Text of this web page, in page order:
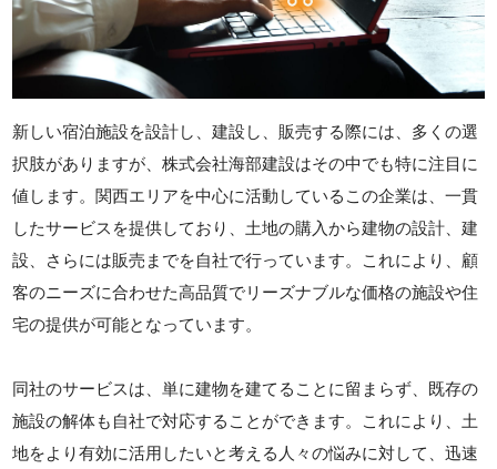
新しい宿泊施設を設計し、建設し、販売する際には、多くの選
択肢がありますが、株式会社海部建設はその中でも特に注目に
値します。関西エリアを中心に活動しているこの企業は、一貫
したサービスを提供しており、土地の購入から建物の設計、建
設、さらには販売までを自社で行っています。これにより、顧
客のニーズに合わせた高品質でリーズナブルな価格の施設や住
宅の提供が可能となっています。
同社のサービスは、単に建物を建てることに留まらず、既存の
施設の解体も自社で対応することができます。これにより、土
地をより有効に活用したいと考える人々の悩みに対して、迅速